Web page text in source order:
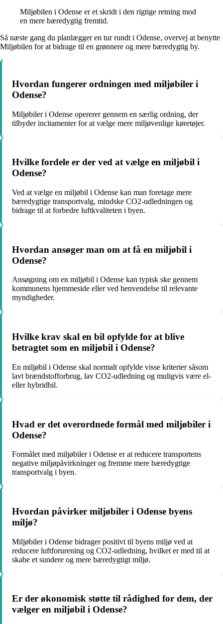
Miljøbilen i Odense er et skridt i den rigtige retning mod
en mere bæredygtig fremtid.
Så næste gang du planlægger en tur rundt i Odense, overvej at benytte
Miljøbilen for at bidrage til en grønnere og mere bæredygtig by.
Hvordan fungerer ordningen med miljøbiler i
Odense?
Miljøbiler i Odense opererer gennem en særlig ordning, der
tilbyder incitamenter for at vælge mere miljøvenlige køretøjer.
Hvilke fordele er der ved at vælge en miljøbil i
Odense?
Ved at vælge en miljøbil i Odense kan man foretage mere
bæredygtige transportvalg, mindske CO2-udledningen og
bidrage til at forbedre luftkvaliteten i byen.
Hvordan ansøger man om at få en miljøbil i
Odense?
Ansøgning om en miljøbil i Odense kan typisk ske gennem
kommunens hjemmeside eller ved henvendelse til relevante
myndigheder.
Hvilke krav skal en bil opfylde for at blive
betragtet som en miljøbil i Odense?
En miljøbil i Odense skal normalt opfylde visse kriterier såsom
lavt brændstofforbrug, lav CO2-udledning og muligvis være el-
eller hybridbil.
Hvad er det overordnede formål med miljøbiler i
Odense?
Formålet med miljøbiler i Odense er at reducere transportens
negative miljøpåvirkninger og fremme mere bæredygtige
transportvalg i byen.
Hvordan påvirker miljøbiler i Odense byens
miljø?
Miljøbiler i Odense bidrager positivt til byens miljø ved at
reducere luftforurening og CO2-udledning, hvilket er med til at
skabe et sundere og mere bæredygtigt miljø.
Er der økonomisk støtte til rådighed for dem, der
vælger en miljøbil i Odense?